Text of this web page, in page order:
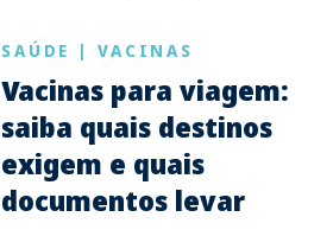
SAÚDE | VACINAS
Vacinas para viagem:
saiba quais destinos
exigem e quais
documentos levar